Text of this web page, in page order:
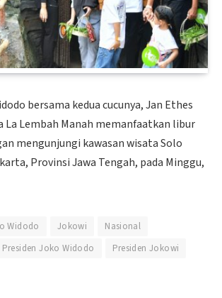
bersama kedua cucunya, Jan Ethes
La Lembah Manah memanfaatkan libur
mengunjungi kawasan wisata Solo
Provinsi Jawa Tengah, pada Minggu,
Widodo Jokowi
Nasional
Presiden Joko Widodo
Presiden Jokowi